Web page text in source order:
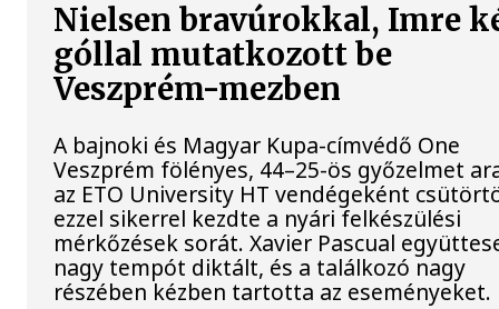
Nielsen bravúrokkal, Imre
góllal mutatkozott be
Veszprém-mezben
A bajnoki és Magyar Kupa-címvédő One
Veszprém fölényes, 44–25-ös győzelmet
az ETO University HT vendégeként
ezzel sikerrel kezdte a nyári felkészülési
mérkőzések sorát. Xavier Pascual
nagy tempót diktált, és a találkozó nagy
részében kézben tartotta az eseményeket.